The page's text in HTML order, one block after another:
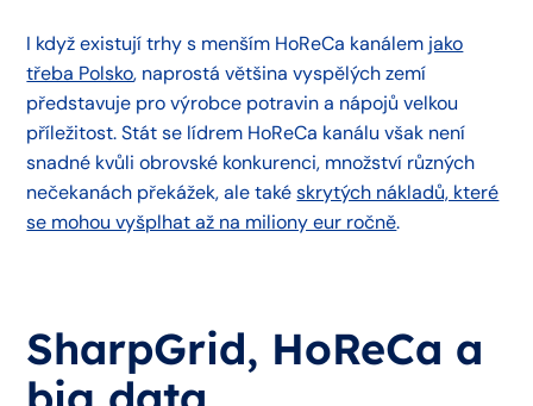
I když existují trhy s menším HoReCa kanálem jako
třeba Polsko, naprostá většina vyspělých zemí
představuje pro výrobce potravin a nápojů velkou
příležitost. Stát se lídrem HoReCa kanálu však není
snadné kvůli obrovské konkurenci, množství různých
nečekanách překážek, ale takéskrytých nákladů, které
se mohou vyšplhat až na miliony eur ročně.
SharpGrid, HoReCa a